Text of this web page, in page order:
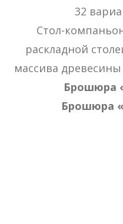
32
Стол-
раскладной
массива
Брошюра
Брошюра